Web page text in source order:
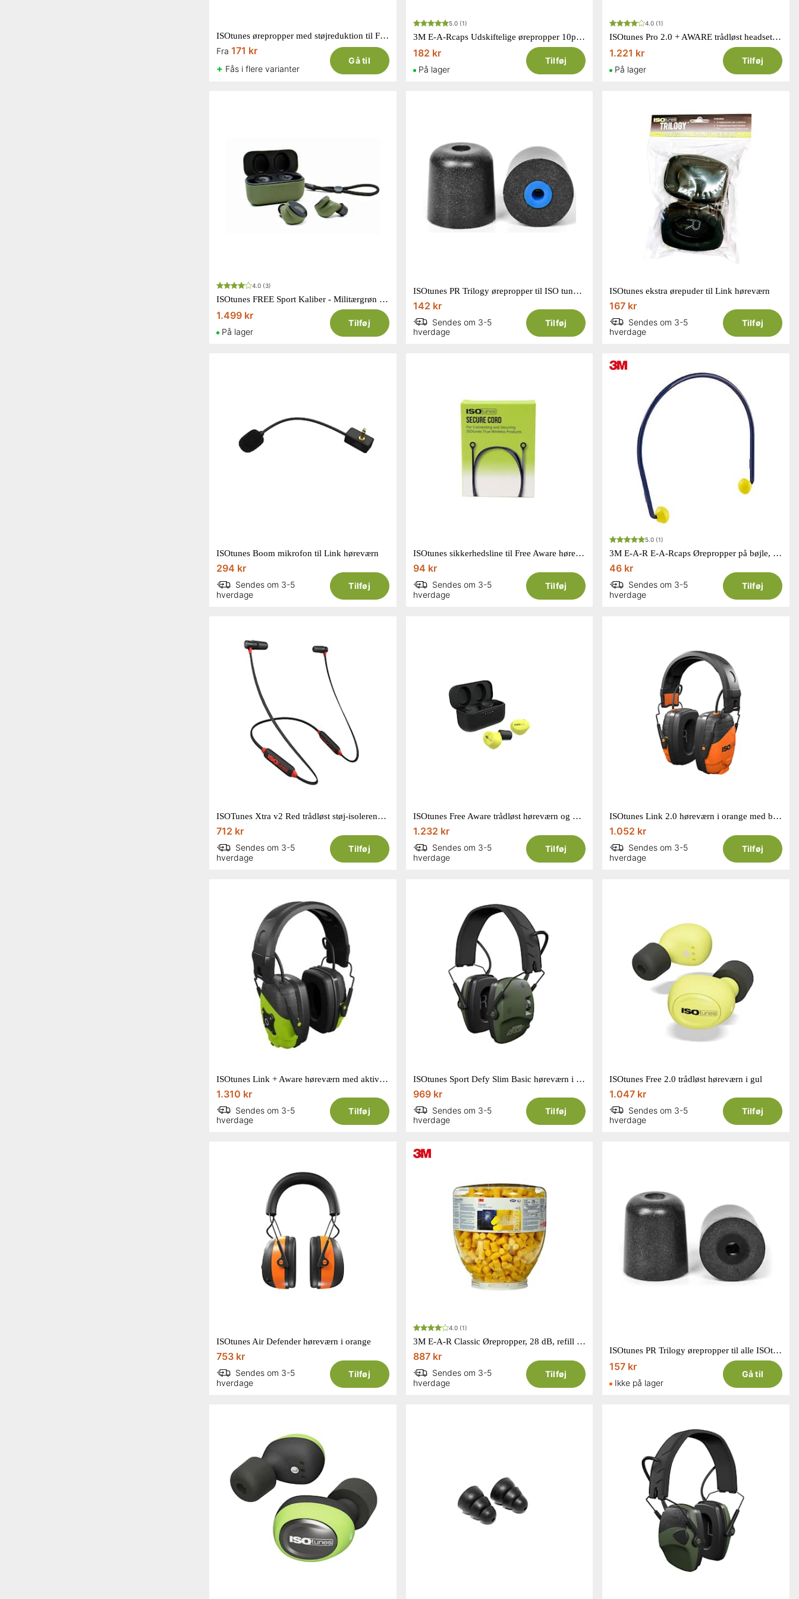
ISOtunes ørepropper med støjreduktion til Free str. M 5 par
Fra 171 kr
+ Fås i flere varianter
Gå til
5.0(1)
3M E-A-Rcaps Udskiftelige ørepropper 10par pr. pakke, ES-01-300
182 kr
På lager
Tilføj
4.0 (1)
ISOtunes Pro 2.0 + AWARE trådløst headset med aktiv lyddæmpning EN352
1.221 kr
På lager
Tilføj
4.0 (3)
ISOtunes FREE Sport Kaliber - Militærgrøn EN352
1.499 kr
På lager
Tilføj
ISOtunes PR Trilogy ørepropper til ISO tunes Pro og Xtra str. L 5 par
142 kr
Sendes om 3-5
hverdage
Tilføj
ISOtunes ekstra ørepuder til Link høreværn
167 kr
Sendes om 3-5
hverdage
Tilføj
ISOtunes Boom mikrofon til Link høreværn
294 kr
Sendes om 3-5
hverdage
Tilføj
ISOtunes sikkerhedsline til Free Aware høreværn
94 kr
Sendes om 3-5
hverdage
Tilføj
5.0 (1)
3M E-A-R E-A-Rcaps Ørepropper på bøjle, 10 pr. æske, EC-01-000
46 kr
Sendes om 3-5
hverdage
Tilføj
ISOTunes Xtra v2 Red trådløst støj-isolerende headset/høretelefoner EN352
712 kr
Sendes om 3-5
hverdage
Tilføj
ISOtunes Free Aware trådløst høreværn og headset i gul
1.232 kr
Sendes om 3-5
hverdage
Tilføj
ISOtunes Link 2.0 høreværn i orange med bluetooth
1.052 kr
Sendes om 3-5
hverdage
Tilføj
ISOtunes Link + Aware høreværn med aktiv lyddæmpning EN352
1.310 kr
Sendes om 3-5
hverdage
Tilføj
ISOtunes Sport Defy Slim Basic høreværn i grøn med bluetooth
969 kr
Sendes om 3-5
hverdage
Tilføj
ISOtunes Free 2.0 trådløst høreværn i gul
1.047 kr
Sendes om 3-5
hverdage
Tilføj
ISOtunes Air Defender høreværn i orange
753 kr
Sendes om 3-5
hverdage
Tilføj
4.0(1)
3M E-A-R Classic Ørepropper, 28 dB, refill beholder, 500 par pr./beholder, PD-01-001
887 kr
Sendes om 3-5
hverdage
Tilføj
ISOtunes PR Trilogy ørepropper til alle ISOtunes modeller str. M 5 par
157 kr
Ikke på lager
Gå til